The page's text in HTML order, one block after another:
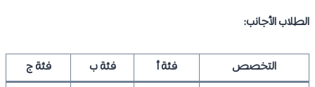
الطلاب الأجانب:
التخصص فئة أ فئة ب
فئة ج